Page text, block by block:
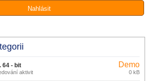
64 - bit
aktivit
Demo
0 kB